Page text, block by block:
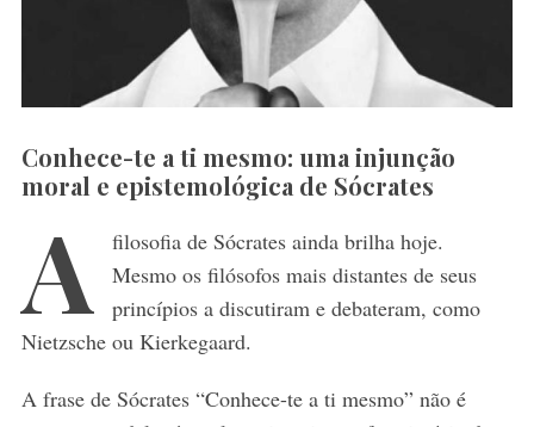
Conhece-te a ti mesmo: uma injunção
moral e epistemológica de Sócrates
A
filosofia de Sócrates ainda brilha hoje.
Mesmo os filósofos mais distantes de seus
princípios a discutiram e debateram, como
Nietzsche ou Kierkegaard.
A frase de Sócrates “Conhece-te a ti mesmo” não é